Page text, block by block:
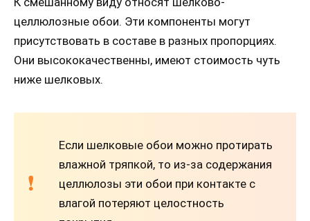
целлюлозные обои. Эти компоненты могут
присутствовать в составе в разных пропорциях.
Они высококачественны, имеют стоимость чуть
ниже шелковых.
Если шелковые обои можно протирать
влажной тряпкой, то из-за содержания
целлюлозы эти обои при контакте с
влагой потеряют целостность